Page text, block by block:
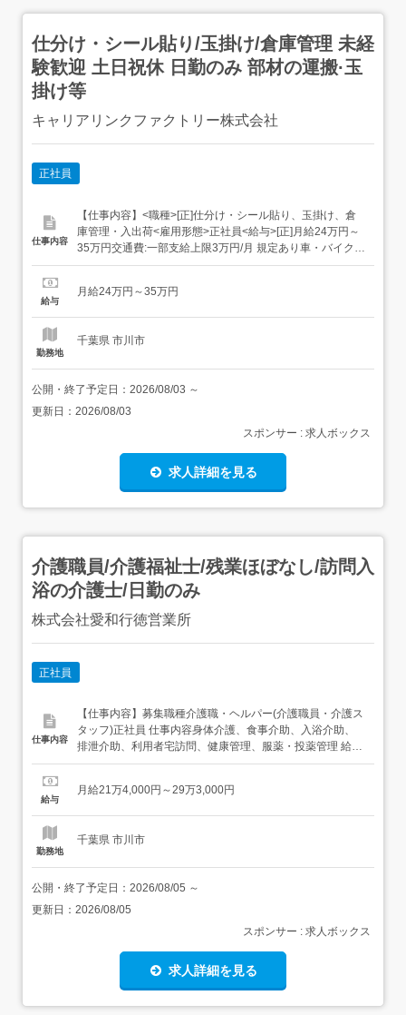
仕分け・シール貼り/玉掛け/倉庫管理 未経
験歓迎 土日祝休 日勤のみ 部材の運搬·玉
掛け等
キャリアリンクファクトリー株式会社
正社員
仕事内容
【仕事内容】<職種>[正]仕分け・シール貼り、玉掛け、倉
庫管理・入出荷<雇用形態>正社員<給与>[正]月給24万円～
35万円交通費:一部支給上限3万円/月 規定あり車・バイク・
自転車通勤OK無料駐車場あり西船橋駅より車で6分 [正]に
記を超えて残業をした場合は、別途残業代をお支払いしま
給与
月給24万円～35万円
勤務地
千葉県 市川市
公開・終了予定日： 2026/08/03 ～
更新日： 2026/08/03
スポンサー : 求人ボックス
求人詳細を見る
介護職員/介護福祉士/残業ほぼなし/訪問入
浴の介護士/日勤のみ
株式会社愛和行徳営業所
正社員
仕事内容
【仕事内容】募集職種介護職・ヘルパー(介護職員・介護ス
タッフ)正社員 仕事内容身体介護、食事介助、入浴介助、
排泄介助、利用者宅訪問、健康管理、服薬・投薬管理 給
与・手当<給与>月給214,000〜293,000円<給与の備考> そ
当>交通費支給:実費(上限なし)<賞与>賞与あり年2回 資格資
給与
月給21万4,000円～29万3,000円
勤務地
千葉県 市川市
公開・終了予定日： 2026/08/05 ～
更新日： 2026/08/05
スポンサー : 求人ボックス
求人詳細を見る